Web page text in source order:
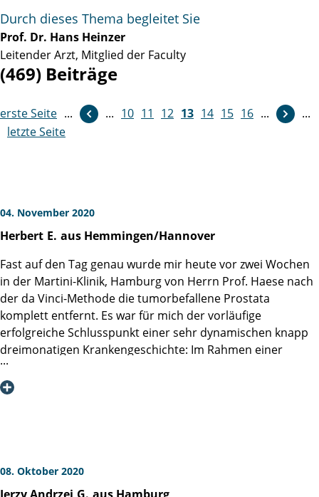
Durch dieses Thema begleitet Sie
Prof. Dr. Hans Heinzer
Leitender Arzt, Mitglied der Faculty
(469) Beiträge
erste Seite ... ... 10 11 12 13 14 15 16 ...
weiter
...
letzte Seite
04. November 2020
Herbert E. aus Hemmingen/Hannover
Fast auf den Tag genau wurde mir heute vor zwei Wochen
in der Martini-Klinik, Hamburg von Herrn Prof. Haese nach
der da Vinci-Methode die tumorbefallene Prostata
komplett entfernt. Es war für mich der vorläufige
erfolgreiche Schlusspunkt einer sehr dynamischen knapp
dreimonatigen Krankengeschichte: Im Rahmen einer
turnusmäßigen Vorsorgeuntersuchung wurde mit 4,25 ein
erhöhter konstanter PSA-Wert festgestellt, MRT und
Klinik. Ein Hinweis, für den ich ihm noch heute dankbar bin.
Denn das offene und vertrauensvolle Erstgespräch mit
08. Oktober 2020